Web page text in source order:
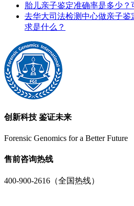
胎儿亲子鉴定准确率是多少？
去华大司法检测中心做亲子
求是什么？
创新科技 鉴证未来
Forensic Genomics for a Better Future
售前咨询热线
400-900-2616（全国热线）